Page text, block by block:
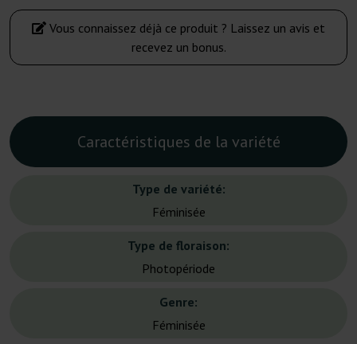
Vous connaissez déjà ce produit ? Laissez un avis et
recevez un bonus.
Caractéristiques de la variété
Type de variété:
Féminisée
Type de floraison:
Photopériode
Genre:
Féminisée